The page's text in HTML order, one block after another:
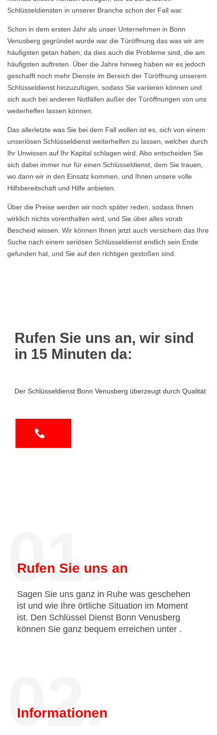
Schlüsseldiensten in unserer Branche schon der Fall war.
Schon in dem ersten Jahr als unser Unternehmen in Bonn
Venusberg gegründet wurde war die Türöffnung das was wir am
häufigsten getan haben, da dies auch die Probleme sind, die am
häufigsten auftreten. Über die Jahre hinweg haben wir es jedoch
geschafft noch mehr Dienste im Bereich der Türöffnung unserem
Schlüsseldienst hinzuzufügen, sodass Sie variieren können und
sich auch bei anderen Notfällen außer der Türöffnungen von uns
weiterhelfen lassen können.
Das allerletzte was Sie bei dem Fall wollen ist es, sich von einem
unseriösen Schlüsseldienst weiterhelfen zu lassen, welcher durch
Ihr Unwissen auf Ihr Kapital schlagen wird. Also entscheiden Sie
sich dabei immer nur für einen Schlüsseldienst, dem Sie trauen,
wo dann wir in den Einsatz kommen, und Ihnen unsere volle
Hilfsbereitschaft und Hilfe anbieten.
Über die Preise werden wir noch später reden, sodass Ihnen
wirklich nichts vorenthalten wird, und Sie über alles vorab
Bescheid wissen. Wir können Ihnen jetzt auch versichern das Ihre
Suche nach einem seriösen Schlüsseldienst endlich sein Ende
gefunden hat, und Sie auf den richtigen gestoßen sind.
Rufen Sie uns an, wir sind
in 15 Minuten da:
Der Schlüsseldienst Bonn Venusberg überzeugt durch Qualität
01.
Rufen Sie uns an
Sagen Sie uns ganz in Ruhe was geschehen
ist und wie Ihre örtliche Situation im Moment
ist. Den Schlüssel Dienst Bonn Venusberg
können Sie ganz bequem erreichen unter .
02.
Informationen